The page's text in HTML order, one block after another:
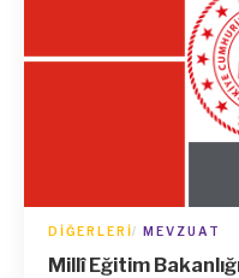
DIĞERLERI MEVZUAT
Millî Eğitim